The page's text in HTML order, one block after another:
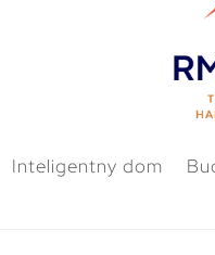
Inteligentny dom